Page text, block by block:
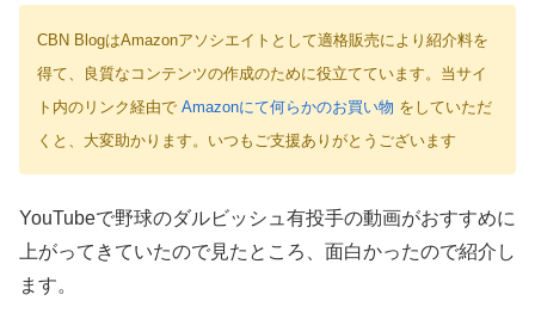
CBN BlogはAmazonアソシエイトとして適格販売により紹介料を
得て、良質なコンテンツの作成のために役立てています。当サイ
ト内のリンク経由で Amazonにて何らかのお買い物 をしていただ
くと、大変助かります。いつもご支援ありがとうございます
YouTubeで野球のダルビッシュ有投手の動画がおすすめに
上がってきていたので見たところ、面白かったので紹介し
ます。